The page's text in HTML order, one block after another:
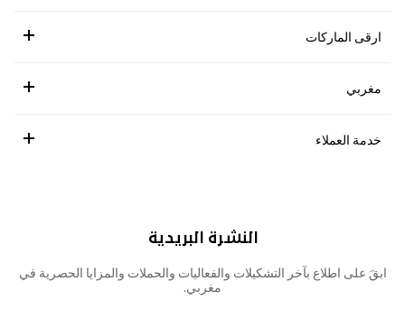
ارقى الماركات
مغربي
خدمة العملاء
النشرة البريدية
ابقَ على اطلاع بآخر التشكيلات والفعاليات والحملات والمزايا الحصرية في
مغربي.